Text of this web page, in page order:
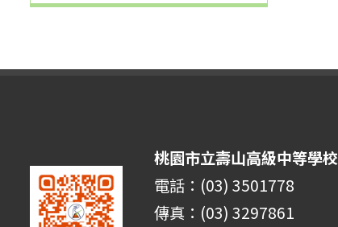
桃園市立壽山高級中等學校
電話：(03) 3501778
傳真：(03) 3297861